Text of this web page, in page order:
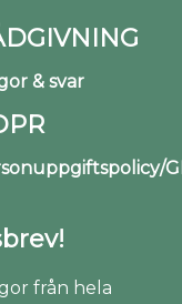
& svar
från hela